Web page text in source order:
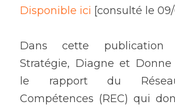
Disponible ici [consulté le
Dans cette publication
Stratégie, Diagne et
le rapport du
Compétences (REC) qui